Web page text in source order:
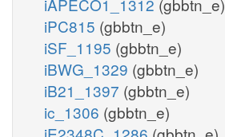
iPC815 (gbbtn_e)
iSF_1195 (gbbtn_e)
iBWG_1329 (gbbtn_e)
iB21_1397 (gbbtn_e)
ic_1306 (gbbtn_e)